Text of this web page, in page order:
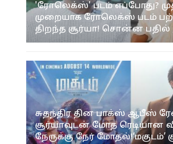
'ரோலெக்ஸ்' படம் எப்போது?
முறையாக ரோலெக்ஸ் படம்
திறந்த சூர்யா! சொன்ன பதில்
சுதந்திர தின பாக்ஸ் ஆபீஸ்
சூர்யாவுடன் மோத ரெடியான
நேருக்கு நேர் மோதல்!‘மகுடம்’